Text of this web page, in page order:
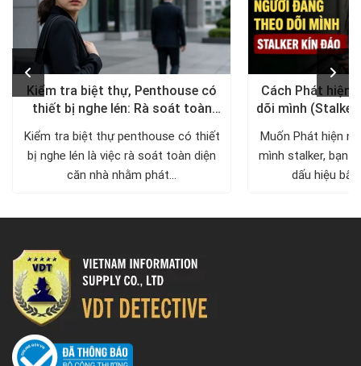
Kiểm tra biệt thự, Penthouse có
thiết bị nghe lén: Rà soát toàn
Kiểm tra biệt thự penthouse có thiết
bị nghe lén là việc rà soát toàn diện
căn nhà nhằm phát...
Cách Phát hiện
dõi mình
Muốn Phát hiện
mình stalker, bạn
dấu hiệu bất